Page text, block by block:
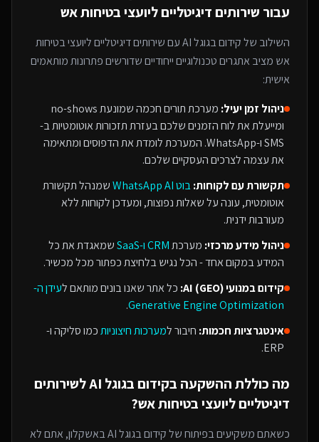
עבור שירותים דיגיטליים ליועצי בטיחות אש
השילוב שלקידום בגוגל AI עםשירותים דיגיטליים ליועצי בטיחות
אש מציב אתגרים טכנולוגיים ייחודיים שדורשים פתרונות מותאמים
אישית:
ניהול זמן יעיל:
מערכת תורים חכמה שמונעת no-shows
ומייעלת את לוח הזמנים שלכם בעזרת תזכורות אוטומטיות ב-
SMS ו-WhatsApp. המערכת לומדת את הדפוסים ומתאימה
את עצמה לצרכים העסקיים שלכם.
תקשורת עם לקוחות:בוט WhatsApp AI
שמנהל תקשורת
אוטומטית, עונה על שאלות נפוצות, ומעדכן לקוחות ללא
מעורבות ידנית.
ניהול מידע מרכזי: מערכתCRM ו-SaaS
שמאגדת את כל
המידע במקום אחד - הכל נגיש בלחיצת כפתור מכל מכשיר.
קידום במנועי AI (GEO):
כל אתר שאנו בונים מותאם לעידן ה-
Generative Engine Optimization
.
אינטגרציות חכמות: חיבור למערכות חיצוניותכמו סליקה ו-
ERP.
מה כוללת ההשקעה בקידום בגוגל AI לשירותים
דיגיטליים ליועצי בטיחות אש?
כשאתם משקיעים בפיתוח שלקידום בגוגל AI באשקלון, אתם לא